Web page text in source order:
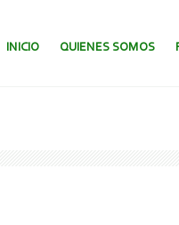
SALTAR AL CONTENIDO.
INICIO QUIENES SOMOS